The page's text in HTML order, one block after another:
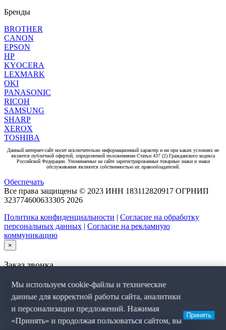
Бренды
BROTHER
CANON
EPSON
HP
KYOCERA
LEXMARK
OKI
PANASONIC
RICOH
SAMSUNG
SHARP
XEROX
TOSHIBA
Данный интернет-сайт носит исключительно информационный характер и ни при каких условиях не
является публичной офертой, определяемой положениями Статьи 437 (2) Гражданского кодекса
Российской Федерации. Упоминаемые на сайте зарегистрированные товарные знаки и знаки
обслуживания являются собственностью их правообладателей.
Обеспечать
Все права защищены © 2023 ИНН 183112820917 ОГРНИП
323774600633305 2026
Политика конфиденциальности | Согласие на обработку
персональных данных | Согласие на рекламную
коммуникацию
×
Заказ звонка
Я даю согласие наобработку персональных данных
Мы используем cookie-файлы и технические
данные для корректной работы сайта, аналитики
и персонализации предложений. Нажимая
«Принять» и продолжая пользоваться сайтом, вы
Принять